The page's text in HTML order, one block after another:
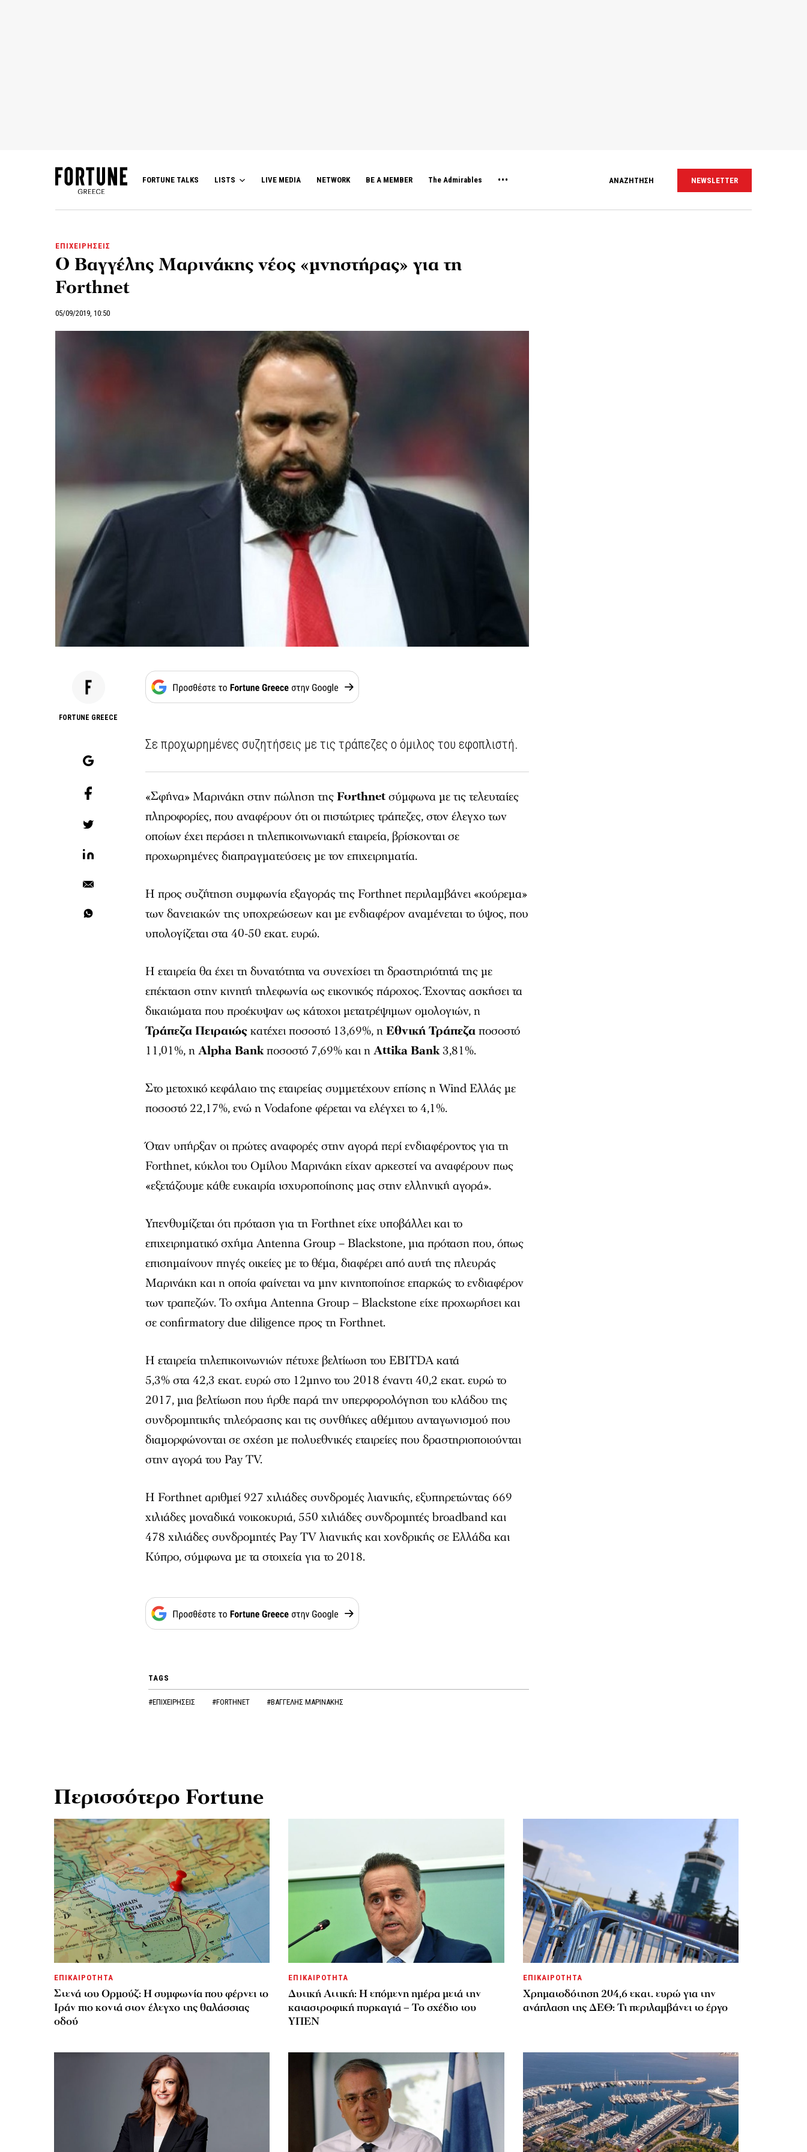
FORTUNE TALKS LISTS LIVE MEDIA NETWORK BE A MEMBER The Admirables ΑΝΑΖΗΤΗΣΗ NEWSLETTER
ΕΠΙΧΕΙΡΗΣΕΙΣ
Ο Βαγγέλης Μαρινάκης νέος «μνηστήρας» για τη
Forthnet
05/09/2019, 10:50
FORTUNE GREECE
Σε προχωρημένες συζητήσεις με τις τράπεζες ο όμιλος του εφοπλιστή.
«Σφήνα» Μαρινάκη στην πώληση τηςForthnetσύμφωνα με τις τελευταίες
πληροφορίες, που αναφέρουν ότι οι πιστώτριες τράπεζες, στον έλεγχο των
οποίων έχει περάσει η τηλεπικοινωνιακή εταιρεία, βρίσκονται σε
προχωρημένες διαπραγματεύσεις με τον επιχειρηματία.
Η προς συζήτηση συμφωνία εξαγοράς της Forthnet περιλαμβάνει «κούρεμα»
των δανειακών της υποχρεώσεων και με ενδιαφέρον αναμένεται το ύψος, που
υπολογίζεται στα 40-50 εκατ. ευρώ.
Η εταιρεία θα έχει τη δυνατότητα να συνεχίσει τη δραστηριότητά της με
επέκταση στην κινητή τηλεφωνία ως εικονικός πάροχος. Έχοντας ασκήσει τα
δικαιώματα που προέκυψαν ως κάτοχοι μετατρέψιμων ομολογιών, η
Τράπεζα Πειραιώς κατέχει ποσοστό 13,69%, ηΕθνική Τράπεζαποσοστό
11,01%, ηAlpha Bankποσοστό 7,69% και ηAttika Bank3,81%.
Στο μετοχικό κεφάλαιο της εταιρείας συμμετέχουν επίσης η Wind Ελλάς με
ποσοστό 22,17%, ενώ η Vodafone φέρεται να ελέγχει το 4,1%.
Όταν υπήρξαν οι πρώτες αναφορές στην αγορά περί ενδιαφέροντος για τη
Forthnet, κύκλοι του Ομίλου Μαρινάκη είχαν αρκεστεί να αναφέρουν πως
«εξετάζουμε κάθε ευκαιρία ισχυροποίησης μας στην ελληνική αγορά».
Υπενθυμίζεται ότι πρόταση για τη Forthnet είχε υποβάλλει και το
επιχειρηματικό σχήμα Antenna Group – Blackstone, μια πρόταση που, όπως
επισημαίνουν πηγές οικείες με το θέμα, διαφέρει από αυτή της πλευράς
Μαρινάκη και η οποία φαίνεται να μην κινητοποίησε επαρκώς το ενδιαφέρον
των τραπεζών. Το σχήμα Antenna Group – Blackstone είχε προχωρήσει και
σε confirmatory due diligence προς τη Forthnet.
Η εταιρεία τηλεπικοινωνιών πέτυχε βελτίωση του EBITDA κατά
5,3% στα 42,3 εκατ. ευρώ στο 12μηνο του 2018 έναντι 40,2 εκατ. ευρώ το
2017, μια βελτίωση που ήρθε παρά την υπερφορολόγηση του κλάδου της
συνδρομητικής τηλεόρασης και τις συνθήκες αθέμιτου ανταγωνισμού που
διαμορφώνονται σε σχέση με πολυεθνικές εταιρείες που δραστηριοποιούνται
στην αγορά του Pay TV.
Η Forthnet αριθμεί 927 χιλιάδες συνδρομές λιανικής, εξυπηρετώντας 669
χιλιάδες μοναδικά νοικοκυριά, 550 χιλιάδες συνδρομητές broadband και
478 χιλιάδες συνδρομητές Pay TV λιανικής και χονδρικής σε Ελλάδα και
Κύπρο, σύμφωνα με τα στοιχεία για το 2018.
TAGS
#ΕΠΙΧΕΙΡΗΣΕΙΣ #FORTHNET #ΒΑΓΓΕΛΗΣ ΜΑΡΙΝΑΚΗΣ
Περισσότερο Fortune
ΕΠΙΚΑΙΡΟΤΗΤΑ
Στενά του Ορμούζ: Η συμφωνία που φέρνει το
Ιράν πιο κοντά στον έλεγχο της θαλάσσιας
οδού
ΕΠΙΚΑΙΡΟΤΗΤΑ
Δυτική Αττική: Η επόμενη ημέρα μετά την
καταστροφική πυρκαγιά – Το σχέδιο του
ΥΠΕΝ
ΕΠΙΚΑΙΡΟΤΗΤΑ
Χρηματοδότηση 204,6 εκατ. ευρώ για την
ανάπλαση της ΔΕΘ: Τι περιλαμβάνει το έργο